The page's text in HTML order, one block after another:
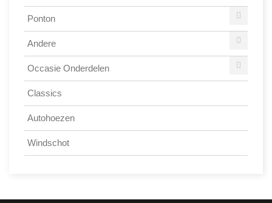
Ponton
Andere
Occasie Onderdelen
Classics
Autohoezen
Windschot